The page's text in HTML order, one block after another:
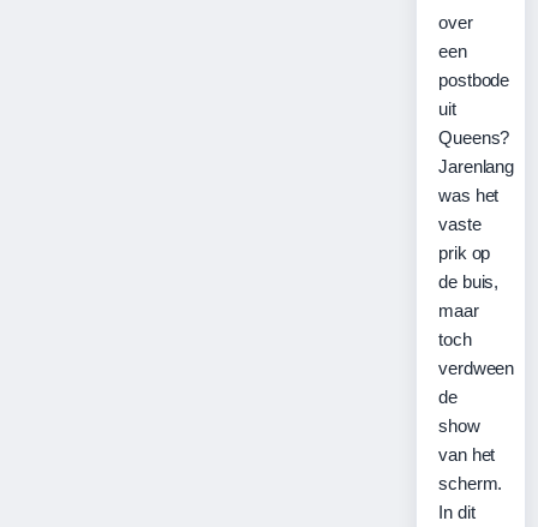
over
een
postbode
uit
Queens?
Jarenlang
was het
vaste
prik op
de buis,
maar
toch
verdween
de
show
van het
scherm.
In dit